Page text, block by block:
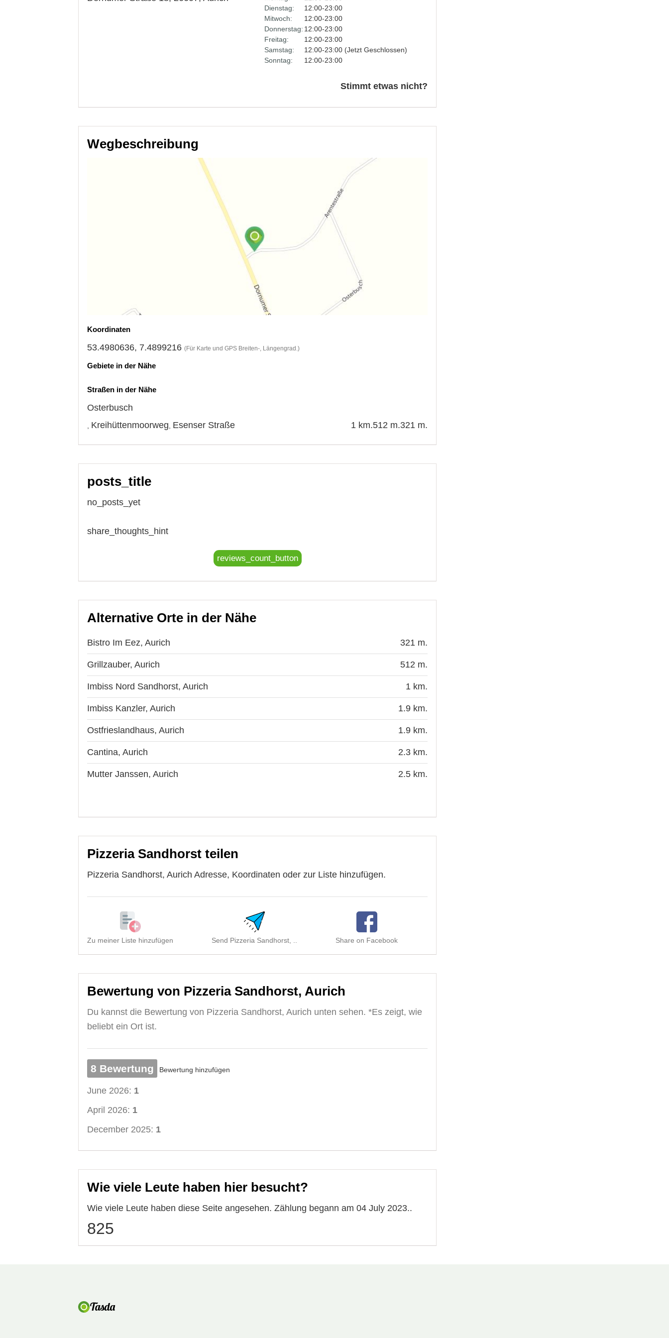
Dienstag:
12:00-23:00
Mitwoch:
12:00-23:00
Donnerstag: 12:00-23:00
Freitag:
12:00-23:00
Samstag:
12:00-23:00 (Jetzt Geschlossen)
Sonntag:
12:00-23:00
Stimmt etwas nicht?
Wegbeschreibung
Koordinaten
53.4980636, 7.4899216 (Für Karte und GPS Breiten-, Längengrad.)
Gebiete in der Nähe
Straßen in der Nähe
Osterbusch
321 m.
Kreihüttenmoorweg 512 m.
Esenser Straße 1 km.
posts_title
no_posts_yet
share_thoughts_hint
reviews_count_button
Alternative Orte in der Nähe
Bistro Im Eez, Aurich 321 m.
Grillzauber, Aurich 512 m.
Imbiss Nord Sandhorst, Aurich 1 km.
Imbiss Kanzler, Aurich 1.9 km.
Ostfrieslandhaus, Aurich 1.9 km.
Cantina, Aurich 2.3 km.
Mutter Janssen, Aurich 2.5 km.
Pizzeria Sandhorst teilen
Pizzeria Sandhorst, Aurich Adresse, Koordinaten oder zur Liste hinzufügen.
Zu meiner Liste hinzufügen Send Pizzeria Sandhorst, .. Share on Facebook
Bewertung von Pizzeria Sandhorst, Aurich
Du kannst die Bewertung von Pizzeria Sandhorst, Aurich unten sehen. *Es zeigt, wie
beliebt ein Ort ist.
8 Bewertung Bewertung hinzufügen
June 2026: 1
April 2026: 1
December 2025: 1
Wie viele Leute haben hier besucht?
Wie viele Leute haben diese Seite angesehen. Zählung begann am 04 July 2023..
825